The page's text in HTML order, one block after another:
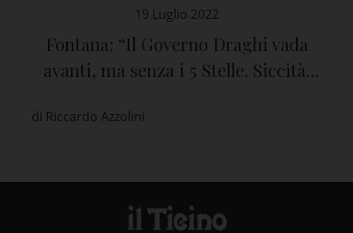
19 Luglio 2022
Fontana: “Il Governo Draghi vada
avanti, ma senza i 5 Stelle. Siccità,
di Riccardo Azzolini